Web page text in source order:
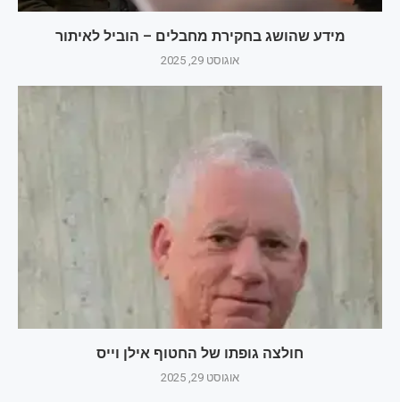
מידע שהושג בחקירת מחבלים – הוביל לאיתור
אוגוסט 29, 2025
חולצה גופתו של החטוף אילן וייס
אוגוסט 29, 2025